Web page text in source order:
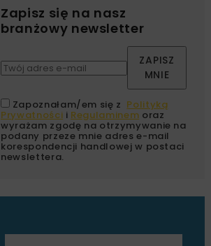
Zapisz się na nasz
branżowy newsletter
ZAPISZ
MNIE
Zapoznałam/em się z Polityką
Prywatności i Regulaminem oraz
wyrażam zgodę na otrzymywanie na
podany przeze mnie adres e-mail
korespondencji handlowej w postaci
newslettera.